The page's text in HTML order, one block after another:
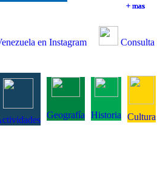
+ mas
+ mas
+ mas
+ mas
en Instagram
Consulta
Geografía Historia Cultura